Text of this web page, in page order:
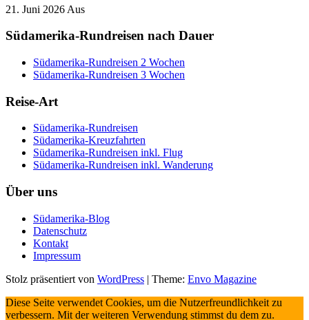
21. Juni 2026 Aus
Südamerika-Rundreisen nach Dauer
Südamerika-Rundreisen 2 Wochen
Südamerika-Rundreisen 3 Wochen
Reise-Art
Südamerika-Rundreisen
Südamerika-Kreuzfahrten
Südamerika-Rundreisen inkl. Flug
Südamerika-Rundreisen inkl. Wanderung
Über uns
Südamerika-Blog
Datenschutz
Kontakt
Impressum
Stolz präsentiert von WordPress | Theme: Envo Magazine
Diese Seite verwendet Cookies, um die Nutzerfreundlichkeit zu
verbessern. Mit der weiteren Verwendung stimmst du dem zu.